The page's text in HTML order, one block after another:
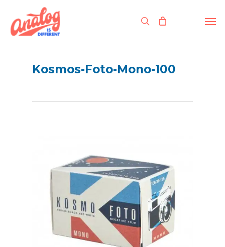
main
content
search
Kosmos-Foto-Mono-100